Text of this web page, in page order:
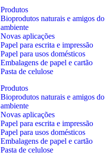
Produtos
Bioprodutos naturais e amigos do
ambiente
Novas aplicações
Papel para escrita e impressão
Papel para usos domésticos
Embalagens de papel e cartão
Pasta de celulose
Produtos
Bioprodutos naturais e amigos do
ambiente
Novas aplicações
Papel para escrita e impressão
Papel para usos domésticos
Embalagens de papel e cartão
Pasta de celulose